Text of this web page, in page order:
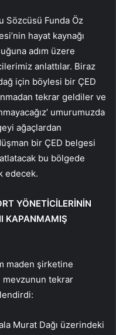
Sözcüsü Funda Öz
hayat kaynağı
adım üzere
anlattılar. Biraz
için böylesi bir ÇED
tekrar geldiler ve
umurumuzda
ağaçlardan
bir ÇED belgesi
bu bölgede
edecek.
YÖNETİCİLERİNİN
KAPANMAMIŞ
maden şirketine
mevzunun tekrar
Murat Dağı üzerindeki